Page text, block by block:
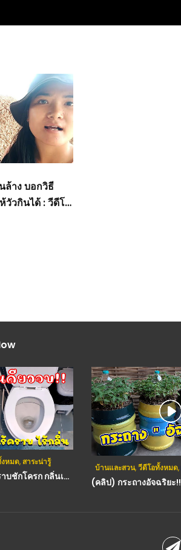
าง บอกวิธี
วัวกินได้ : วีดีโอ
หมด, สาระน่ารู้
(คลิป) ตะลึง! วิธีขจัดคราบชักโครก กลิ่นเหม็นชักโครก ง่ายๆ ไม่ต้องขัดเพียง 1 ช้อน
บ้านและสวน,วีดีโอทั้งหมด,